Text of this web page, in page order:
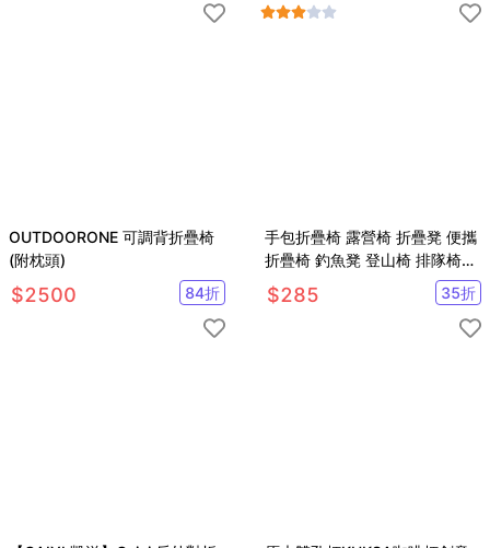
OUTDOORONE 可調背折疊椅
(附枕頭)
$2500 84折
手包折疊椅 露營椅 折疊凳 便攜
折疊椅 釣魚凳 登山椅 排隊椅
【SV61255】
$285 35折